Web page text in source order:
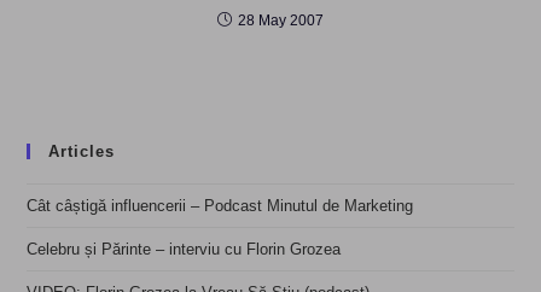
28 May 2007
Articles
Cât câștigă influencerii – Podcast Minutul de Marketing
Celebru și Părinte – interviu cu Florin Grozea